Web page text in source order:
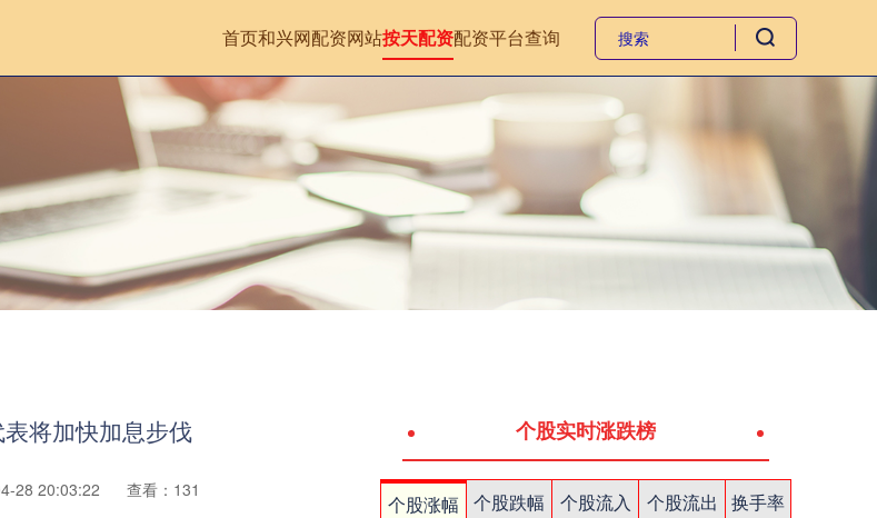
首页和兴网配资网站按天配资配资平台查询
将加快加息步伐
28 20:03:22 查看：131
个股实时涨跌榜
个股涨幅 个股跌幅 个股流入 个股流出
换手率